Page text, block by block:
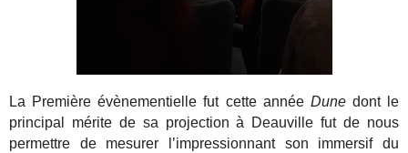
La Première évènementielle fut cette année Dunedont le
principal mérite de sa projection à Deauville fut de nous
permettre de mesurer l’impressionnant son immersif du